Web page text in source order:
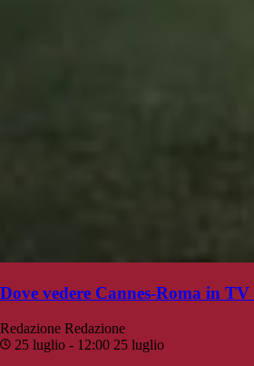
Dove vedere Cannes-Roma in
Redazione Redazione
25 luglio - 12:00 25 luglio